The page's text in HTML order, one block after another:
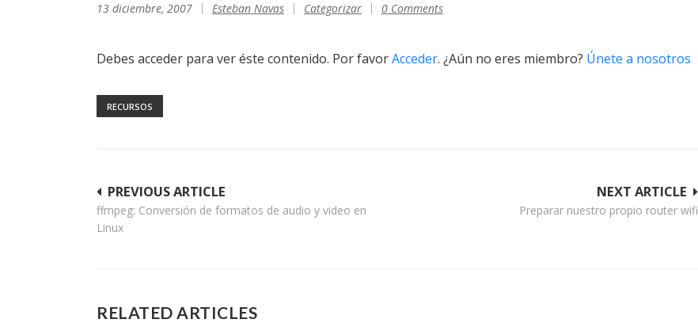
13 diciembre, 2007 Esteban Navas Categorizar 0 Comments
Debes acceder para ver éste contenido. Por favorAcceder. ¿Aún no eres miembro? Únete a nosotros
RECURSOS
Navegación
de
NEXT ARTICLE
Preparar nuestro propio router wifi
PREVIOUS ARTICLE
ffmpeg: Conversión de formatos de audio y video en
Linux
RELATED ARTICLES